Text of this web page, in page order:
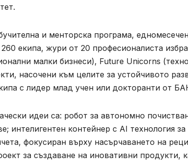
и менторска програма,
екипа, жури от 20 професионалиста
малки бизнеси), Future Unicorns
насочени към целите за устойчивото
с лидер млад учен или докторанти от
идеи са: робот за автономно
интелигентен контейнер с AI технология
фокусиран върху насърчаването на
за създаване на иновативни продукти,